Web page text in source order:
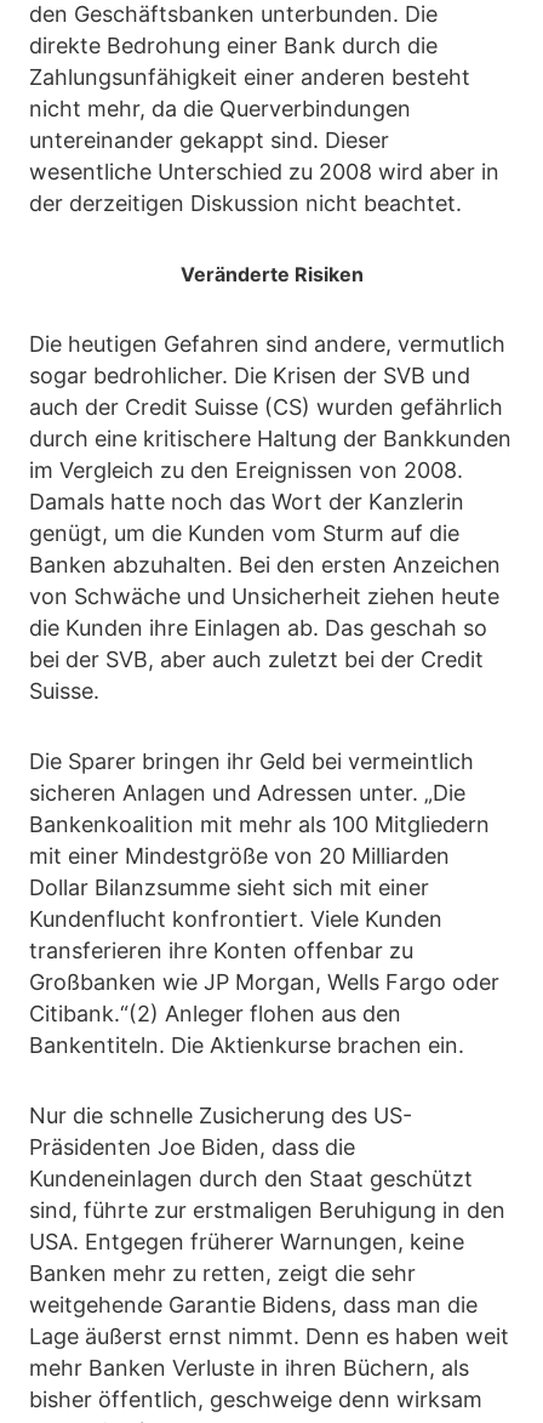
den Geschäftsbanken unterbunden. Die
direkte Bedrohung einer Bank durch die
Zahlungsunfähigkeit einer anderen besteht
nicht mehr, da die Querverbindungen
untereinander gekappt sind. Dieser
wesentliche Unterschied zu 2008 wird aber in
der derzeitigen Diskussion nicht beachtet.
Veränderte Risiken
Die heutigen Gefahren sind andere, vermutlich
sogar bedrohlicher. Die Krisen der SVB und
auch der Credit Suisse (CS) wurden gefährlich
durch eine kritischere Haltung der Bankkunden
im Vergleich zu den Ereignissen von 2008.
Damals hatte noch das Wort der Kanzlerin
genügt, um die Kunden vom Sturm auf die
Banken abzuhalten. Bei den ersten Anzeichen
von Schwäche und Unsicherheit ziehen heute
die Kunden ihre Einlagen ab. Das geschah so
bei der SVB, aber auch zuletzt bei der Credit
Suisse.
Die Sparer bringen ihr Geld bei vermeintlich
sicheren Anlagen und Adressen unter. „Die
Bankenkoalition mit mehr als 100 Mitgliedern
mit einer Mindestgröße von 20 Milliarden
Dollar Bilanzsumme sieht sich mit einer
Kundenflucht konfrontiert. Viele Kunden
transferieren ihre Konten offenbar zu
Großbanken wie JP Morgan, Wells Fargo oder
Citibank.“(2) Anleger flohen aus den
Bankentiteln. Die Aktienkurse brachen ein.
Nur die schnelle Zusicherung des US-
Präsidenten Joe Biden, dass die
Kundeneinlagen durch den Staat geschützt
sind, führte zur erstmaligen Beruhigung in den
USA. Entgegen früherer Warnungen, keine
Banken mehr zu retten, zeigt die sehr
weitgehende Garantie Bidens, dass man die
Lage äußerst ernst nimmt. Denn es haben weit
mehr Banken Verluste in ihren Büchern, als
bisher öffentlich, geschweige denn wirksam